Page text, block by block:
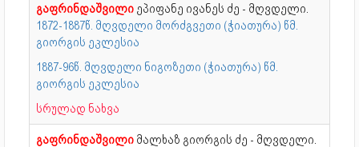
გაფრინდაშვილი ეპიფანე ივანეს ძე - მღვდელი.
1872-1887წ. მღვდელი მორძგვეთი (ჭიათურა) წმ.
გიორგის ეკლესია
1887-96წ. მღვდელი ნიგოზეთი (ჭიათურა) წმ.
გიორგის ეკლესია
სრულად ნახვა
გაფრინდაშვილი მალხაზ გიორგის ძე - მღვდელი.